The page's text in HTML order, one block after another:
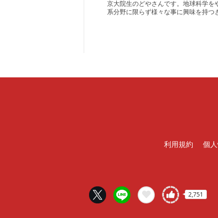
2,751
京大院生のどやさんです。地球科学
系分野に限らず様々な事に興味を持
利用規約 個